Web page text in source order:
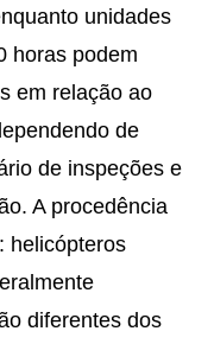
unidades
horas podem
em relação ao
de
de inspeções e
A procedência
helicópteros
diferentes dos